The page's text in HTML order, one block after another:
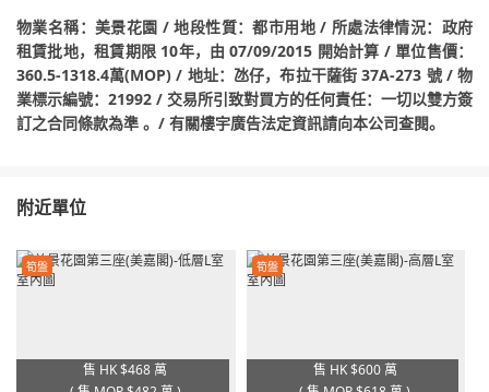
物業名稱：美景花園 / 地段性質：都市用地 / 所處法律情況：政府
租賃批地，租賃期限 10年，由 07/09/2015 開始計算 / 單位售價：
360.5-1318.4萬(MOP) / 地址：氹仔，布拉干薩街 37A-273 號 / 物
業標示編號：21992 / 交易所引致對買方的任何責任：一切以雙方簽
訂之合同條款為準 。/ 有關樓宇廣告法定資訊請向本公司查閱。
附近單位
筍盤
售 HK$468 萬
筍盤
售 HK$600 萬